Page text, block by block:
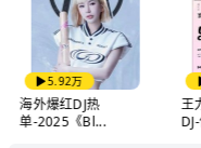
5.92万
海外爆红DJ热
单-2025《Bl...
王